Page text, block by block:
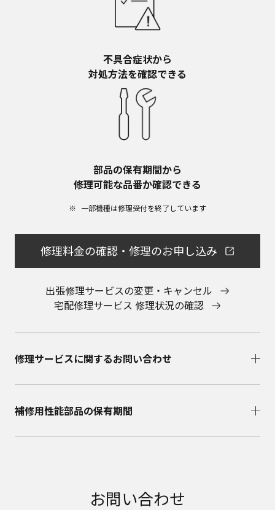
不具合症状から​
対処方法を確認できる
部品の保有期間から​
修理可能な品番か確認できる
一部機種は修理受付を終了しています​
修理料金の確認・修理のお申し込み
出張修理サービスの変更・キャンセル
宅配修理サービス 修理状況の確認
修理サービスに関するお問い合わせ​
補修用性能部品の保有期間​
お問い合わせ